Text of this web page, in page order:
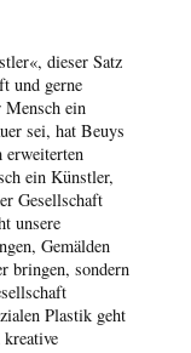
dieser Satz
und gerne
Mensch ein
sei, hat Beuys
erweiterten
ein Künstler,
Gesellschaft
unsere
Gemälden
bringen, sondern
Plastik geht
kreative